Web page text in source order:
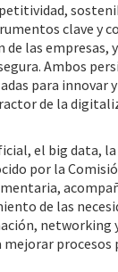
clave y
las empresas,
Ambos
para innovar
de la
el big data,
por la
de las
networking
procesos